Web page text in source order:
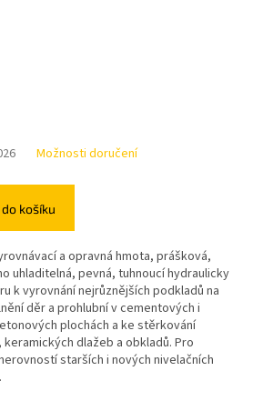
Možnosti doručení
košíku
a opravná hmota, prášková,
uhladitelná, pevná, tuhnoucí hydraulicky
k vyrovnání nejrůznějších podkladů na
děr a prohlubní v cementových i
plochách a ke stěrkování
dlažeb a obkladů. Pro
starších i nových nivelačních